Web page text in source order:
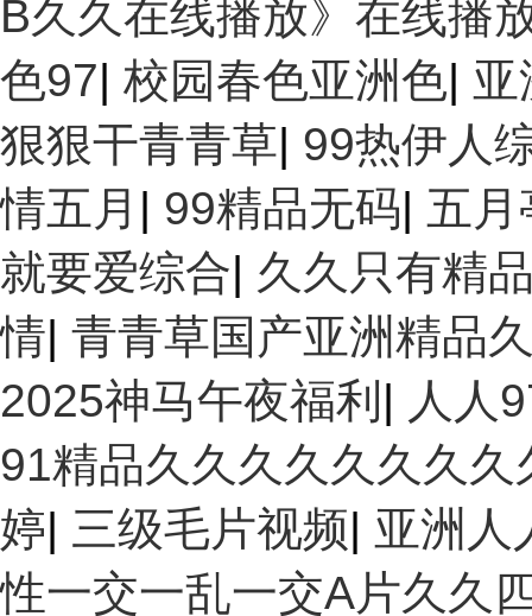
B久久在线播放》在线播
色97| 校园春色亚洲色| 亚
狠狠干青青草| 99热伊人
情五月 | 99精品无码| 五月
就要爱综合| 久久只有精
情| 青青草国产亚洲精品
2025神马午夜福利 | 人人
91精品久久久久久久久久
婷| 三级毛片视频| 亚洲人
性一交一乱一交A片久久